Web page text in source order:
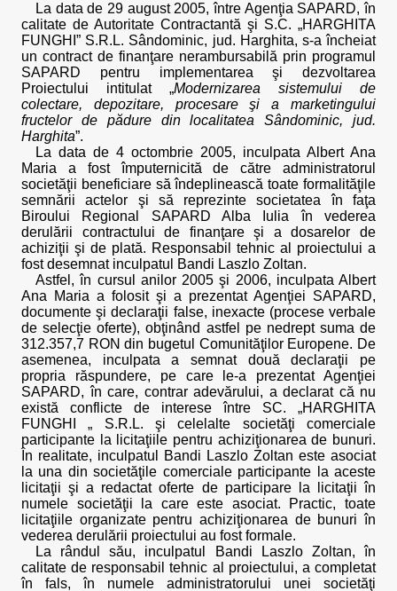
La data de 29 august 2005, între Agenţia SAPARD, în
calitate de Autoritate Contractantă şi S.C. „HARGHITA
FUNGHI” S.R.L. Sândominic, jud. Harghita, s-a încheiat
un contract de finanţare nerambursabilă prin programul
SAPARD pentru implementarea şi dezvoltarea
Proiectului intitulat „Modernizarea sistemului de
colectare, depozitare, procesare şi a marketingului
fructelor de pădure din localitatea Sândominic, jud.
Harghita”.
La data de 4 octombrie 2005, inculpata Albert Ana
Maria a fost împuternicită de către administratorul
societăţii beneficiare să îndeplinească toate formalităţile
semnării actelor şi să reprezinte societatea în faţa
Biroului Regional SAPARD Alba Iulia în vederea
derulării contractului de finanţare şi a dosarelor de
achiziţii şi de plată. Responsabil tehnic al proiectului a
fost desemnat inculpatul Bandi Laszlo Zoltan.
Astfel, în cursul anilor 2005 şi 2006, inculpata Albert
Ana Maria a folosit şi a prezentat Agenţiei SAPARD,
documente şi declaraţii false, inexacte (procese verbale
de selecţie oferte), obţinând astfel pe nedrept suma de
312.357,7 RON din bugetul Comunităţilor Europene. De
asemenea, inculpata a semnat două declaraţii pe
propria răspundere, pe care le-a prezentat Agenţiei
SAPARD, în care, contrar adevărului, a declarat că nu
există conflicte de interese între SC. „HARGHITA
FUNGHI „ S.R.L. şi celelalte societăţi comerciale
participante la licitaţiile pentru achiziţionarea de bunuri.
În realitate, inculpatul Bandi Laszlo Zoltan este asociat
la una din societăţile comerciale participante la aceste
licitaţii şi a redactat oferte de participare la licitaţii în
numele societăţii la care este asociat. Practic, toate
licitaţiile organizate pentru achiziţionarea de bunuri în
vederea derulării proiectului au fost formale.
La rândul său, inculpatul Bandi Laszlo Zoltan, în
calitate de responsabil tehnic al proiectului, a completat
în fals, în numele administratorului unei societăţi